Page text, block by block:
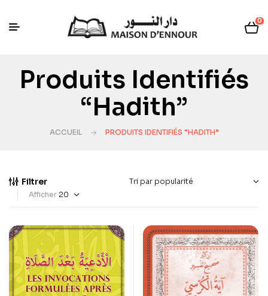
0
Produits Identifiés
“Hadith”
ACCUEIL PRODUITS IDENTIFIÉS “HADITH”
Filtrer
Afficher